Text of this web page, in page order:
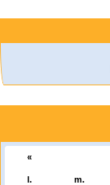
«
l. m.